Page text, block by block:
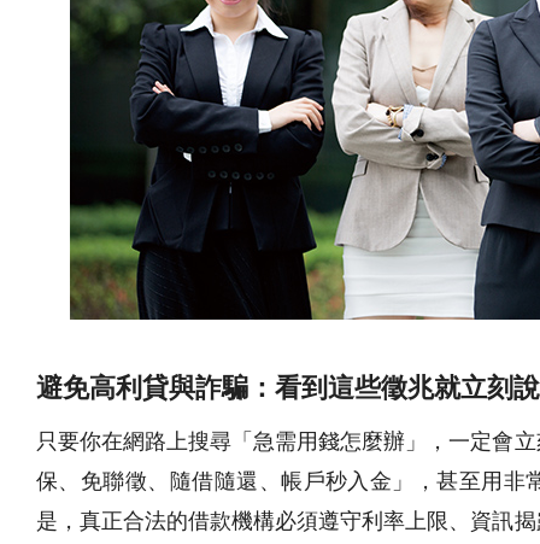
避免高利貸與詐騙：看到這些徵兆就立刻
只要你在網路上搜尋「急需用錢怎麼辦」，一定會
保、免聯徵、隨借隨還、帳戶秒入金」，甚至用
是，真正合法的借款機構必須遵守利率上限、資訊